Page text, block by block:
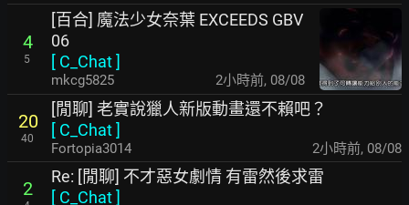
4
5
[百合] 魔法少女奈葉 EXCEEDS GBV
06
[ C_Chat]
mkcg5825 2小時前, 08/08
20
40
[閒聊] 老實說獵人新版動畫還不賴吧？
[ C_Chat]
Fortopia3014 2小時前, 08/08
2
Re: [閒聊] 不才惡女劇情 有雷然後求雷
[ C_Chat]